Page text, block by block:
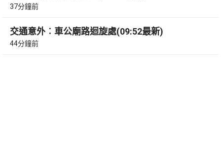
37分鐘前
交通意外︰車公廟路迴旋處(09:52最新)
44分鐘前